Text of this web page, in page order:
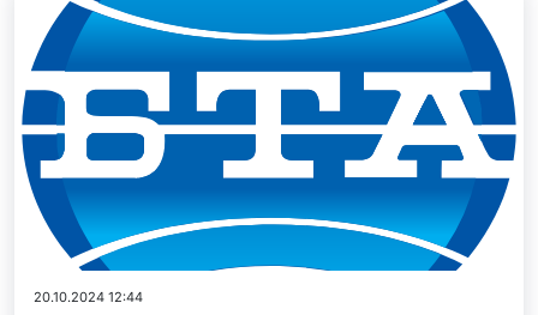
20.10.2024 12:44